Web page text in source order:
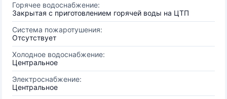
Горячее водоснабжение:
Закрытая с приготовлением горячей воды на ЦТП
Система пожаротушения:
Отсутствует
Холодное водоснабжение:
Центральное
Электроснабжение:
Центральное